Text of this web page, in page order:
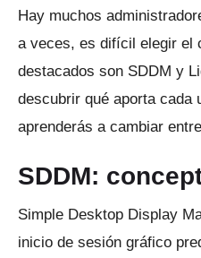
Hay muchos
a veces, es difícil elegir el
destacados son SDDM y
descubrir qué aporta cada
aprenderás a cambiar
SDDM:
Simple Desktop Display
inicio de sesión gráfico